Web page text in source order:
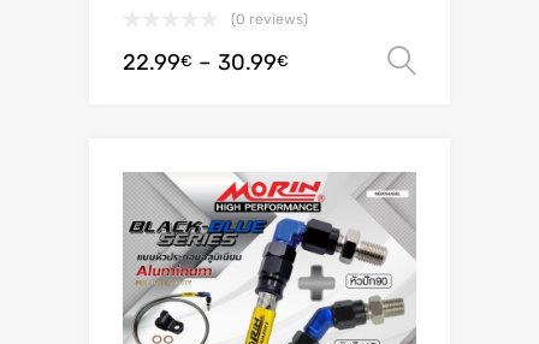
(0 reviews)
22.99€ – 30.99€